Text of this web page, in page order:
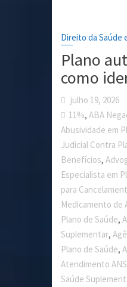
Direito da Saúde
Plano
como
julho 19, 2026
11%,ABA
Abusividade em
Judicial Contra
Benefícios,
Especialista em
para
Medicamento de
Plano de Saúde,
Suplementar,
Plano de Saúde,
Atendimento
Saúde